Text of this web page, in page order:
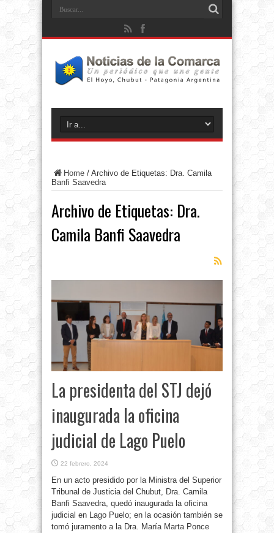
Home / Archivo de Etiquetas: Dra. Camila
Banfi Saavedra
Archivo de Etiquetas: Dra.
Camila Banfi Saavedra
La presidenta del STJ dejó
inaugurada la oficina
judicial de Lago Puelo
22 febrero, 2024
En un acto presidido por la Ministra del Superior
Tribunal de Justicia del Chubut, Dra. Camila
Banfi Saavedra, quedó inaugurada la oficina
judicial en Lago Puelo; en la ocasión también se
tomó juramento a la Dra. María Marta Ponce